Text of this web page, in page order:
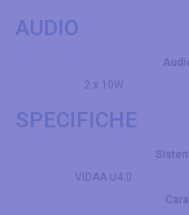
AUDIO
2 x 10W
SPECIFICHE
VIDAA U4.0